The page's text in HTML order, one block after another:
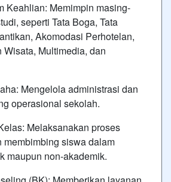
Keahlian: Memimpin masing-
seperti Tata Boga, Tata
Akomodasi Perhotelan,
Multimedia, dan
Mengelola administrasi dan
operasional sekolah.
Melaksanakan proses
membimbing siswa dalam
maupun non-akademik.